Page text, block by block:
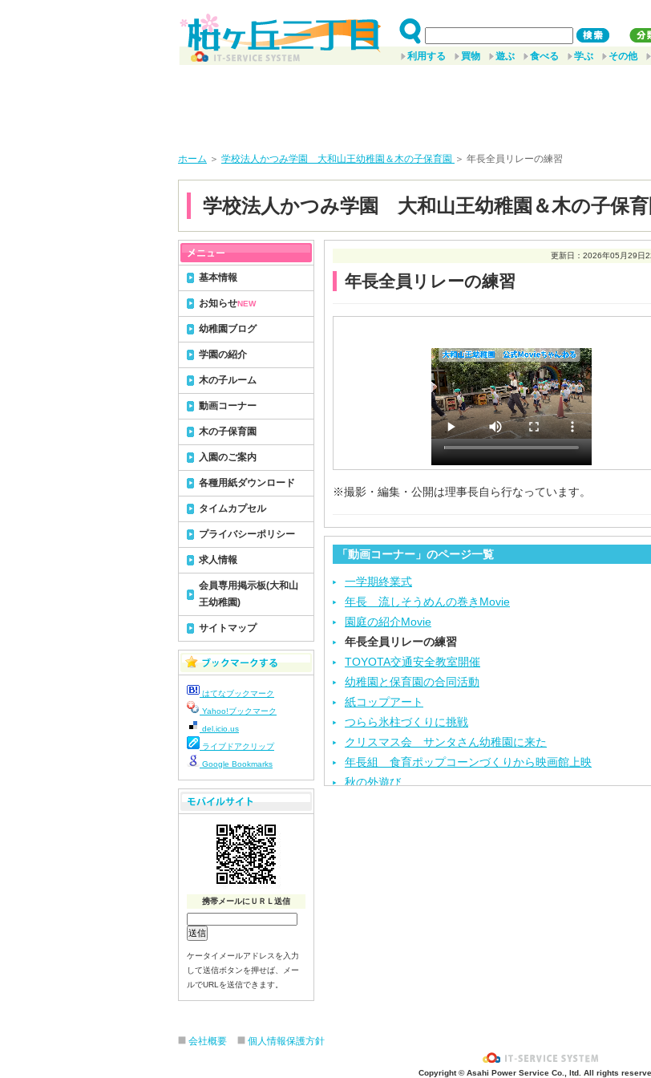
利用する 買物 遊ぶ 食べる 学ぶ その他
ホーム ＞ 学校法人かつみ学園 大和山王幼稚園＆木の子保育園 ＞ 年長全員リレーの練習
学校法人かつみ学園 大和山王幼稚園＆木の子保育
更新日：2026年05月29日
年長全員リレーの練習
※撮影・編集・公開は理事長自ら行なっています。
「動画コーナー」のページ一覧
一学期終業式
年長 流しそうめんの巻きMovie
園庭の紹介Movie
年長全員リレーの練習
TOYOTA交通安全教室開催
幼稚園と保育園の合同活動
紙コップアート
つらら氷柱づくりに挑戦
クリスマス会 サンタさん幼稚園に来た
年長組 食育ポップコーンづくりから映画館上映
秋の外遊び
基本情報
お知らせNEW
幼稚園ブログ
学園の紹介
木の子ルーム
動画コーナー
木の子保育園
入園のご案内
各種用紙ダウンロード
タイムカプセル
プライバシーポリシー
求人情報
会員専用掲示板(大和山
王幼稚園)
サイトマップ
はてなブックマーク
Yahoo!ブックマーク
del.icio.us
ライブドアクリップ
Google Bookmarks
携帯メールにＵＲＬ送信
ケータイメールアドレスを入力
して送信ボタンを押せば、メー
ルでURLを送信できます。
会社概要 個人情報保護方針
Copyright © Asahi Power Service Co., ltd. All rights